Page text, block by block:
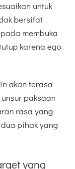
untuk
bersifat
membuka
karena ego
akan terasa
paksaan
rasa yang
pihak yang
yang